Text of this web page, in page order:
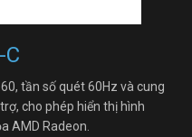
tần số quét 60Hz và cung
cho phép hiển thị hình
AMD Radeon.